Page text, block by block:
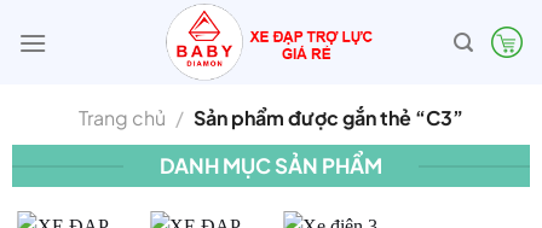
qua
Trang chủ / Sản phẩm được gắn thẻ “C3”
DANH MỤC SẢN PHẨM